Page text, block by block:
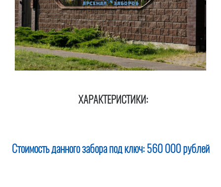
ХАРАКТЕРИСТИКИ:
Стоимость данного забора под ключ: 560 000 рублей